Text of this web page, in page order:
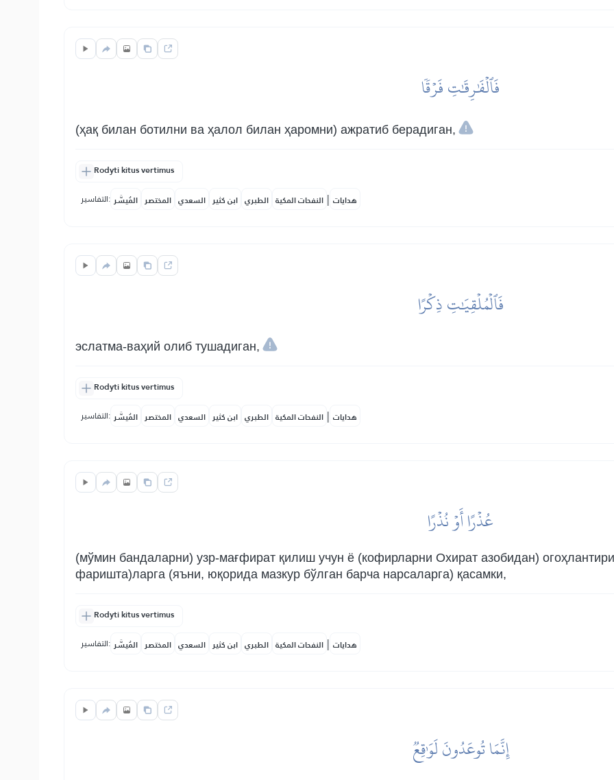
فَٱلۡفَٰرِقَٰتِ فَرۡقٗا
(ҳақ билан ботилни ва ҳалол билан ҳаромни) ажратиб берадиган,
Rodyti kitus vertimus
التفاسير: المُيسَّر المختصر السعدي ابن كثير الطبري النفحات المكية | هدايات
فَٱلۡمُلۡقِيَٰتِ ذِكۡرًا
эслатма-ваҳий олиб тушадиган,
Rodyti kitus vertimus
التفاسير: المُيسَّر المختصر السعدي ابن كثير الطبري النفحات المكية | هدايات
عُذۡرًا أَوۡ نُذۡرًا
(мўмин бандаларни) узр-мағфират қилиш учун ё (кофирларни Охират азобидан)
фаришта)ларга (яъни, юқорида мазкур бўлган барча нарсаларга) қасамки,
Rodyti kitus vertimus
التفاسير: المُيسَّر المختصر السعدي ابن كثير الطبري النفحات المكية | هدايات
إِنَّمَا تُوعَدُونَ لَوَٰقِعٞ